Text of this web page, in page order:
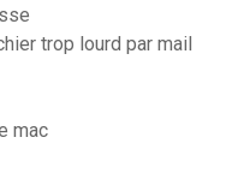
trop lourd par mail
mac